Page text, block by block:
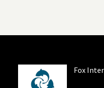
Fox